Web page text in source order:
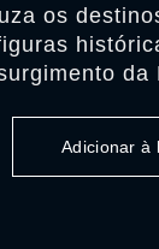
os
da
Adicionar à